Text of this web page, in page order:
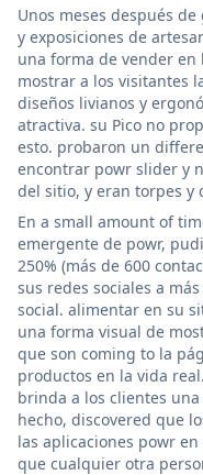
Unos meses después
y exposiciones de
una forma de vender
mostrar a los visitantes
diseños livianos y
atractiva. su Pico no
esto. probaron un
encontrar powr slider y
del sitio, y eran torpes y
En a small amount of
emergente de powr,
250% (más de 600
sus redes sociales a
social. alimentar en su
una forma visual de
que son coming to la
productos en la vida
brinda a los clientes
hecho, discovered que
las aplicaciones powr
que cualquier otra